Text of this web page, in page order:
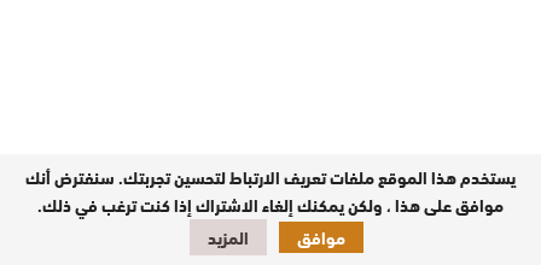
يستخدم هذا الموقع ملفات تعريف الارتباط لتحسين تجربتك. سنفترض أنك
موافق على هذا ، ولكن يمكنك إلغاء الاشتراك إذا كنت ترغب في ذلك.
موافق
المزيد